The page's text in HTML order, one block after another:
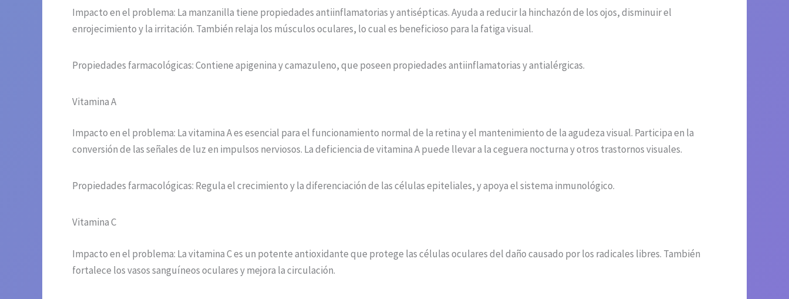
Impacto en el problema: La manzanilla tiene propiedades antiinflamatorias y antisépticas. Ayuda a reducir la hinchazón de los ojos, disminuir el
enrojecimiento y la irritación. También relaja los músculos oculares, lo cual es beneficioso para la fatiga visual.
Propiedades farmacológicas: Contiene apigenina y camazuleno, que poseen propiedades antiinflamatorias y antialérgicas.
Vitamina A
Impacto en el problema: La vitamina A es esencial para el funcionamiento normal de la retina y el mantenimiento de la agudeza visual. Participa en la
conversión de las señales de luz en impulsos nerviosos. La deficiencia de vitamina A puede llevar a la ceguera nocturna y otros trastornos visuales.
Propiedades farmacológicas: Regula el crecimiento y la diferenciación de las células epiteliales, y apoya el sistema inmunológico.
Vitamina C
Impacto en el problema: La vitamina C es un potente antioxidante que protege las células oculares del daño causado por los radicales libres. También
fortalece los vasos sanguíneos oculares y mejora la circulación.